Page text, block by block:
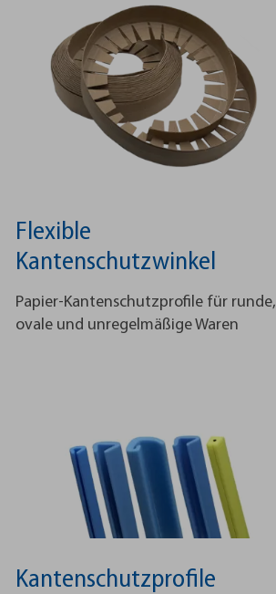
Flexible
Kantenschutzwinkel
Papier-Kantenschutzprofile für runde,
ovale und unregelmäßige Waren
Kantenschutzprofile